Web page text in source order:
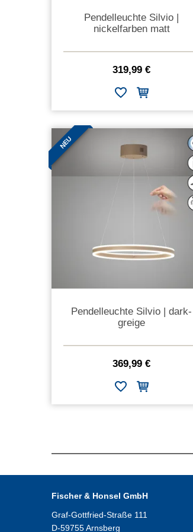
Pendelleuchte Silvio |
nickelfarben matt
319,99 €
NEU
Pendelleuchte Silvio | dark-
greige
369,99 €
Fischer & Honsel GmbH
Graf-Gottfried-Straße 111
D-59755 Arnsberg